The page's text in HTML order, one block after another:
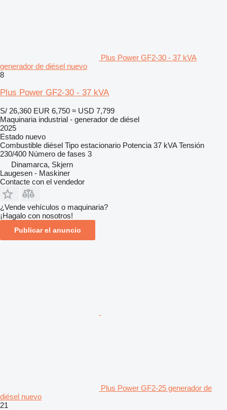
Plus Power GF2-30 - 37 kVA
generador de diésel nuevo
8
Plus Power GF2-30 - 37 kVA
S/ 26,360 EUR 6,750 ≈ USD 7,799
Maquinaria industrial - generador de diésel
2025
Estado nuevo
Combustible diésel Tipo estacionario Potencia 37 kVA Tensión
230/400 Número de fases 3
Dinamarca, Skjern
Laugesen - Maskiner
Contacte con el vendedor
¿Vende vehículos o maquinaria?
¡Hagalo con nosotros!
Publicar el anuncio
Plus Power GF2-25 generador de
diésel nuevo
21